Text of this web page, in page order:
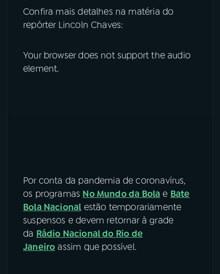
Confira mais detalhes na matéria do
repórter Lincoln Chaves:
Your browser does not support the audio
element.
Por conta da pandemia de coronavírus,
os programas No Mundo da Bola e Bate
Bola Nacional estão temporariamente
suspensos e devem retornar à grade
da Rádio Nacional do Rio de
Janeiro assim que possível.